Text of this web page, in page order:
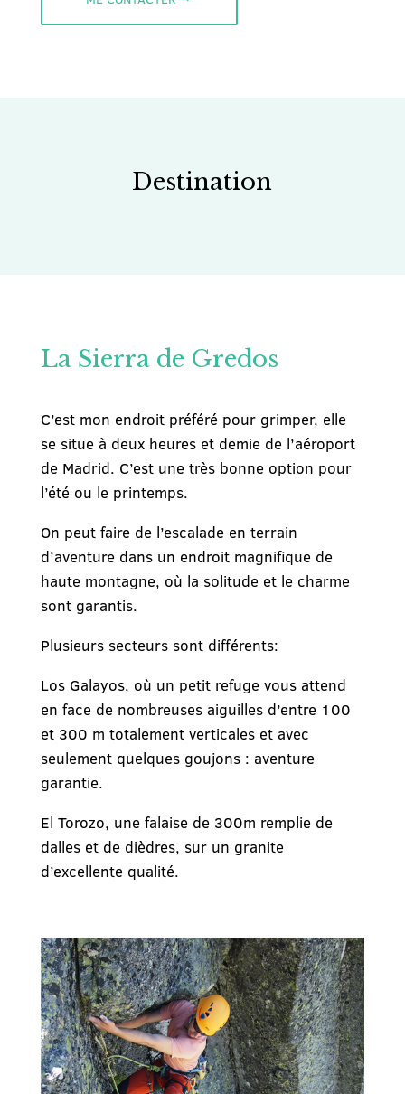
Destination
La Sierra de Gredos
C’est mon endroit préféré pour grimper, elle
se situe à deux heures et demie de l’aéroport
de Madrid. C’est une très bonne option pour
l’été ou le printemps.
On peut faire de l’escalade en terrain
d’aventure dans un endroit magnifique de
haute montagne, où la solitude et le charme
sont garantis.
Plusieurs secteurs sont différents:
Los Galayos, où un petit refuge vous attend
en face de nombreuses aiguilles d’entre 100
et 300 m totalement verticales et avec
seulement quelques goujons : aventure
garantie.
El Torozo, une falaise de 300m remplie de
dalles et de dièdres, sur un granite
d’excellente qualité.